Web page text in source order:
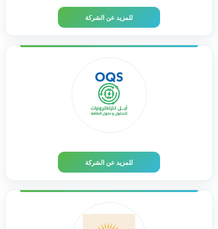
للمزيد عن الشركة
أبل للاكترونيات وحلول
للمزيد عن الشركة
مكتب شمس الشموس